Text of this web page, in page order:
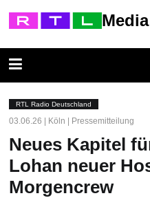
RTL Radio Deutschland
03.06.26 | Köln | Pressemitteilung
Neues Kapitel
Lohan neuer
Morgencrew